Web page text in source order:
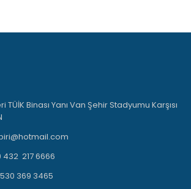
TÜİK Binası Yanı Van Şehir Stadyumu Karşısı
217 6666
369 3465